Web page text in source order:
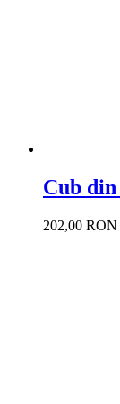
Cub
202,00 RON